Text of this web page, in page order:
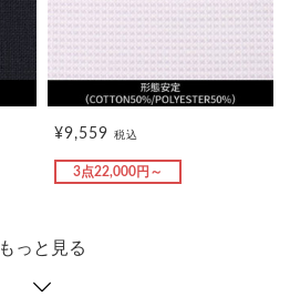
¥9,559 税込
3点22,000円～
もっと見る